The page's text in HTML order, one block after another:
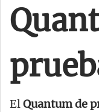
ElQuantum de